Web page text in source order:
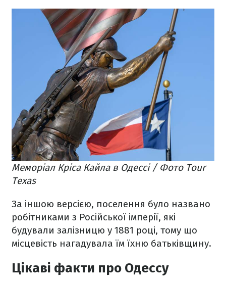
Меморіал Кріса Кайла в Одессі / Фото Tour
Texas
За іншою версією, поселення було названо
робітниками з Російської імперії, які
будували залізницю у 1881 році, тому що
місцевість нагадувала їм їхню батьківщину.
Цікаві факти про Одессу